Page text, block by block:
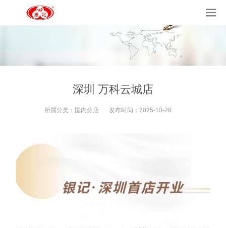
深圳 万科云城店
所属分类： 国内分店 发布时间： 2025-10-20